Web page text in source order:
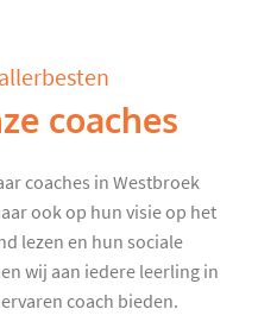
coaches
coaches in Westbroek
ook op hun visie op het
lezen en hun sociale
wij aan iedere leerling in
coach bieden.